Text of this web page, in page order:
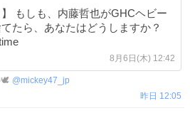
】 もしも、内藤哲也がGHCヘビー
たら、あなたはどうしますか？
8月6日(木) 12:42
🕊️ @mickey47_jp
昨日 12:05